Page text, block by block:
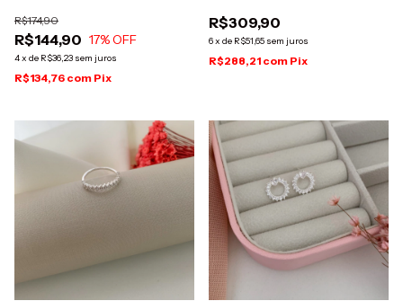
R$144,90
R$174,90
17% OFF
4x de R$36,23 sem juros
R$134,76 com Pix
R$309,90
6x de R$51,65 sem juros
R$288,21 com Pix